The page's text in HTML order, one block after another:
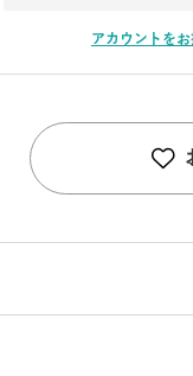
アカウントを